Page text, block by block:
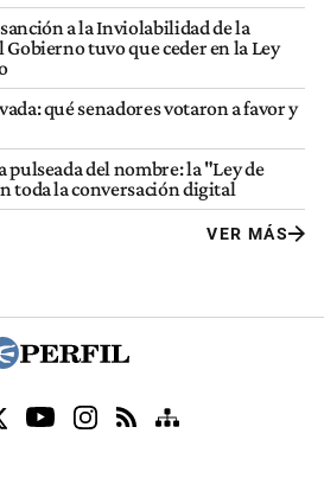
a la Inviolabilidad de la
Gobierno tuvo que ceder en la Ley
qué senadores votaron a favor y
pulseada del nombre: la "Ley de
toda la conversación digital
VER MÁS